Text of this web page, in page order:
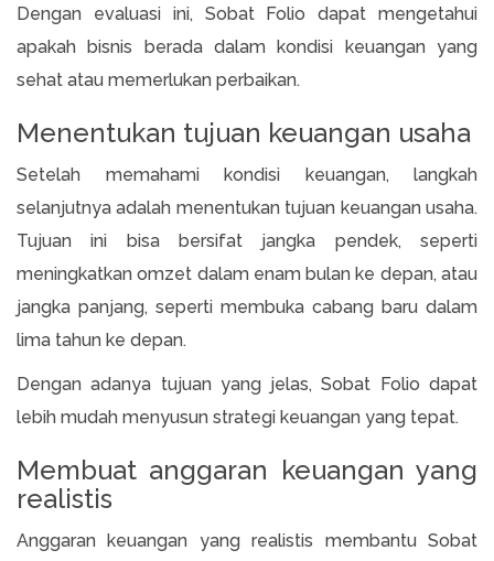
Dengan evaluasi ini, Sobat Folio dapat mengetahui
apakah bisnis berada dalam kondisi keuangan yang
sehat atau memerlukan perbaikan.
Menentukan tujuan keuangan usaha
Setelah memahami kondisi keuangan, langkah
selanjutnya adalah menentukan tujuan keuangan usaha.
Tujuan ini bisa bersifat jangka pendek, seperti
meningkatkan omzet dalam enam bulan ke depan, atau
jangka panjang, seperti membuka cabang baru dalam
lima tahun ke depan.
Dengan adanya tujuan yang jelas, Sobat Folio dapat
lebih mudah menyusun strategi keuangan yang tepat.
Membuat anggaran keuangan yang
realistis
Anggaran keuangan yang realistis membantu Sobat